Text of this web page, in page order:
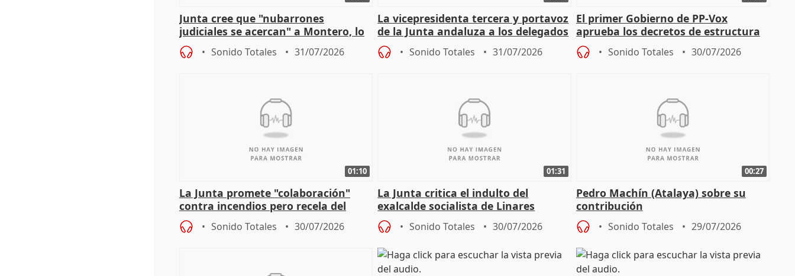
Junta cree que "nubarrones
judiciales se acercan" a Montero, lo
que la lleva a estar en el "ruido pe
Sonido Totales 31/07/2026
La vicepresidenta tercera y portavoz
de la Junta andaluza a los delegados
territoriales en Málaga
Sonido Totales 31/07/2026
El primer Gobierno de PP-Vox
aprueba los decretos de estructura
de sus consejerías
Sonido Totales 30/07/2026
01:10
La Junta promete "colaboración"
contra incendios pero recela del
pacto de Estado de Sánchez
Sonido Totales 30/07/2026
01:31
La Junta critica el indulto del
exalcalde socialista de Linares
"condenado por corrupción"
Sonido Totales 30/07/2026
00:27
Pedro Machín (Atalaya) sobre su
contribución
Sonido Totales 29/07/2026